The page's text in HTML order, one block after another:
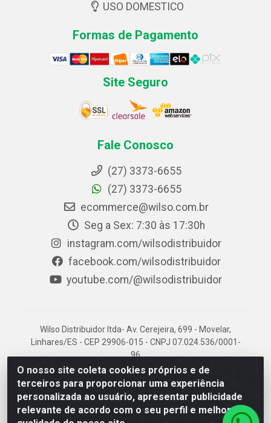
O nosso site coleta cookies próprios e de
terceiros para proporcionar uma experiência
personalizada ao usuário, apresentar publicidade
relevante de acordo com o seu perfil e melhorar a
USO DOMESTICO
Formas de Pagamento
Site Seguro
Fale Conosco
(27) 3373-6655
(27) 3373-6655
ecommerce@wilso.com.br
Seg a Sex: 7:30 às 17:30h
instagram.com/wilsodistribuidor
facebook.com/wilsodistribuidor
youtube.com/@wilsodistribuidor
Wilso Distribuidor ltda- Av. Cerejeira, 699 - Movelar,
Linhares/ES - CEP 29906-015 - CNPJ 07.024.536/0001-
96